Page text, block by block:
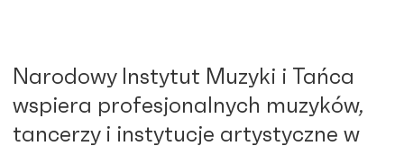
Narodowy Instytut Muzyki i Tańca
wspiera profesjonalnych muzyków,
tancerzy i instytucje artystyczne w